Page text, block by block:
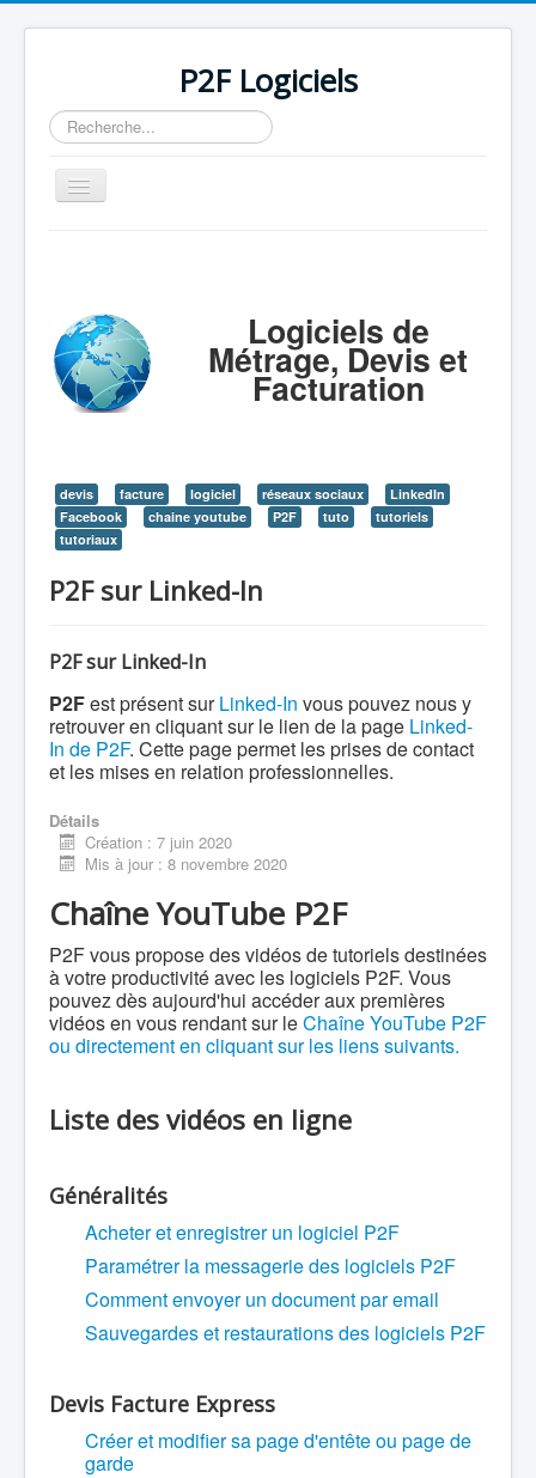
P2F Logiciels
Rechercher
Basculer
la
Support
Tarifs/Acheter
Contact / Mail / Liens
Logiciels de
Métrage, Devis et
Facturation
devis facture logiciel réseaux sociaux
LinkedIn
Facebook
chaine youtube P2F tuto
tutoriels
tutoriaux
P2F sur Linked-In
P2F sur Linked-In
P2Fest présent surLinked-In vous pouvez nous y
retrouver en cliquant sur le lien de la page Linked-
In de P2F. Cette page permet les prises de contact
et les mises en relation professionnelles.
Détails
Création : 7 juin 2020
Mis à jour : 8 novembre 2020
Chaîne YouTube P2F
P2F vous propose des vidéos de tutoriels destinées
à votre productivité avec les logiciels P2F. Vous
pouvez dès aujourd'hui accéder aux premières
vidéos en vous rendant sur leChaîne YouTube P2F
ou directement en cliquant sur les liens suivants.
Liste des vidéos en ligne
Généralités
Acheter et enregistrer un logiciel P2F
Paramétrer la messagerie des logiciels P2F
Comment envoyer un document par email
Sauvegardes et restaurations des logiciels P2F
Devis Facture Express
Créer et modifier sa page d'entête ou page de
garde